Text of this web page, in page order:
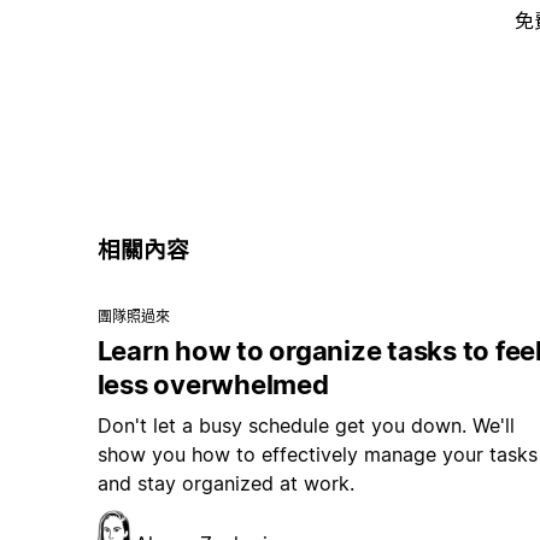
免
相關內容
團隊照過來
Learn how to organize tasks to feel
less overwhelmed
Don't let a busy schedule get you down. We'll
show you how to effectively manage your tasks
and stay organized at work.